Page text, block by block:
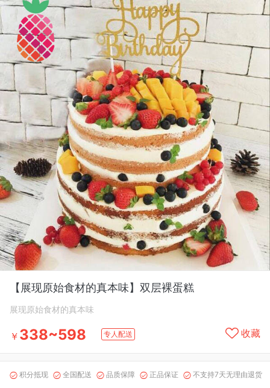
【展现原始食材的真本味】双层裸蛋糕
展现原始食材的真本味
￥ 338~598 专人配送 收藏
 积分抵现  全国配送  品质保障  正品保证  不支持7天无理由退货